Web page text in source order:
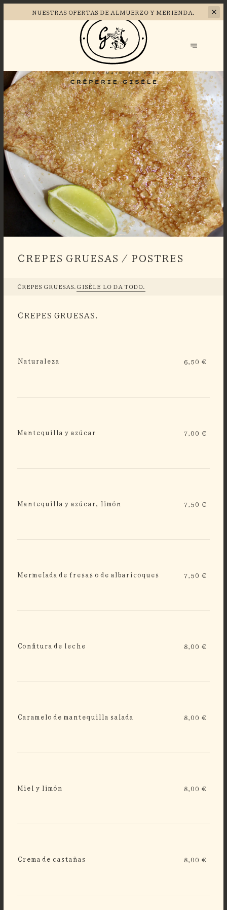
NUESTRAS OFERTAS DE ALMUERZO Y MERIENDA.
CREPES GRUESAS / POSTRES
CREPES GRUESAS.GISÈLE LO DA TODO.
CREPES GRUESAS.
Naturaleza 6,50 €
Mantequilla y azúcar 7,00 €
Mantequilla y azúcar, limón 7,50 €
Mermelada de fresas o de albaricoques 7,50 €
Confitura de leche 8,00 €
Caramelo de mantequilla salada 8,00 €
Miel y limón 8,00 €
Crema de castañas 8,00 €